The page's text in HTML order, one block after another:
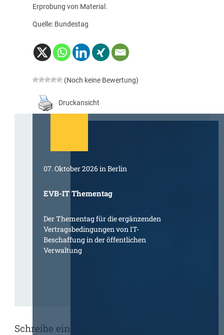
Erprobung von Material.
Quelle: Bundestag
(Noch keine Bewertung)
Druckansicht
07. Oktober 2026 in Berlin
EVB-IT Thementag
Der Thementag für die ergänzenden
Vertragsbedingungen von IT-
Beschaffung in der öffentlichen
Verwaltung
Schreibe einen Kommentar